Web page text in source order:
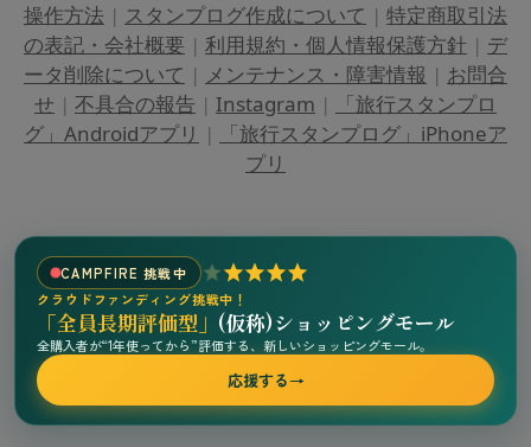
操作方法 | スタンプログ作成について | 特定商取引法
の表記・会社概要 | 利用規約・個人情報保護方針 | デ
ータ削除について | メンテナンス・障害情報 | お問合
せ | 不具合の報告 | Instagram |
「旅行スタンプロ
グ」Androidアプリ |
「旅行スタンプログ」iPhoneア
プリ
CAMPFIRE 挑戦中
クラウドファンディング挑戦中！
「全員長期評価型」 (仮称)ショッピングモール
全購入者が“1年使ってから”評価する、新しいショッピングモール。
応援する→